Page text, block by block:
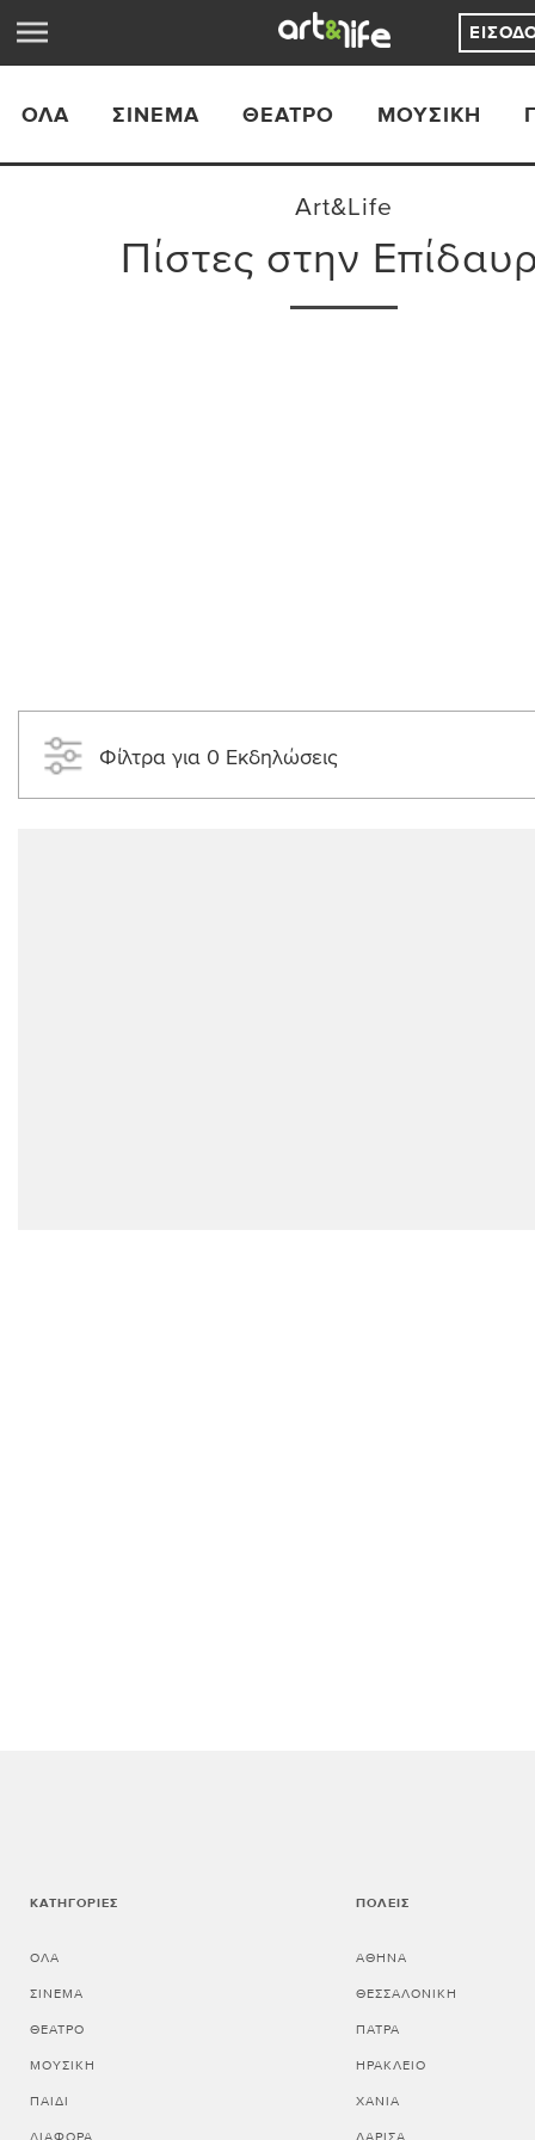
ΟΛΑ ΣΙΝΕΜΆ ΘΈΑΤΡΟ ΜΟΥΣΙΚΉ
Art&Life
Πίστες στην
Φίλτρα για 0 Εκδηλώσεις
ΚΑΤΗΓΟΡΊΕΣ
ΌΛΑ
ΣΙΝΕΜΆ
ΘΈΑΤΡΟ
ΜΟΥΣΙΚΉ
ΠΑΙΔΊ
ΔΙΆΦΟΡΑ
ΠΌΛΕΙΣ
ΑΘΗΝΑ
ΘΕΣΣΑΛΟΝΙΚΗ
ΠΑΤΡΑ
ΗΡΑΚΛΕΙΟ
ΧΑΝΙΑ
ΛΑΡΙΣΑ